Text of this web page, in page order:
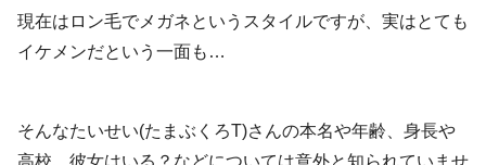
現在はロン毛でメガネというスタイルですが、実はとても
イケメンだという一面も…
そんなたいせい(たまぶくろT)さんの本名や年齢、身長や
高校、彼女はいる？などについては意外と知られていませ